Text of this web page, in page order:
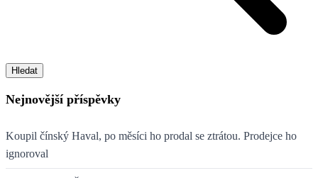
Hledat
Nejnovější příspěvky
Koupil čínský Haval, po měsíci ho prodal se ztrátou. Prodejce ho
ignoroval